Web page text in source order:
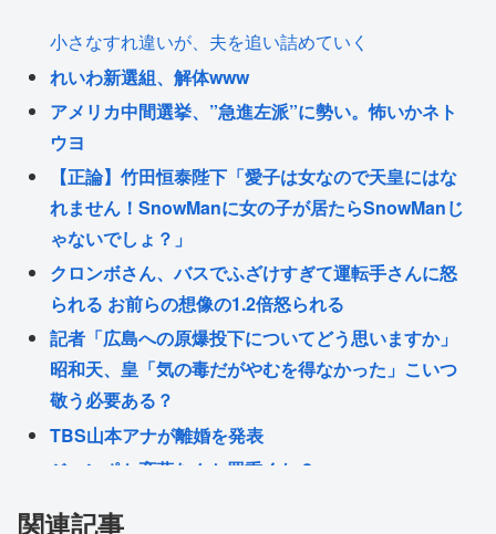
小さなすれ違いが、夫を追い詰めていく
れいわ新選組、解体www
アメリカ中間選挙、”急進左派”に勢い。怖いかネト
ウヨ
【正論】竹田恒泰陛下「愛子は女なので天皇にはな
れません！SnowManに女の子が居たらSnowManじ
ゃないでしょ？」
クロンボさん、バスでふざけすぎて運転手さんに怒
られる お前らの想像の1.2倍怒られる
記者「広島への原爆投下についてどう思いますか」
昭和天、皇「気の毒だがやむを得なかった」こいつ
敬う必要ある？
TBS山本アナが離婚を発表
ジャンポケ斉藤なんか罪重くね？
関連記事